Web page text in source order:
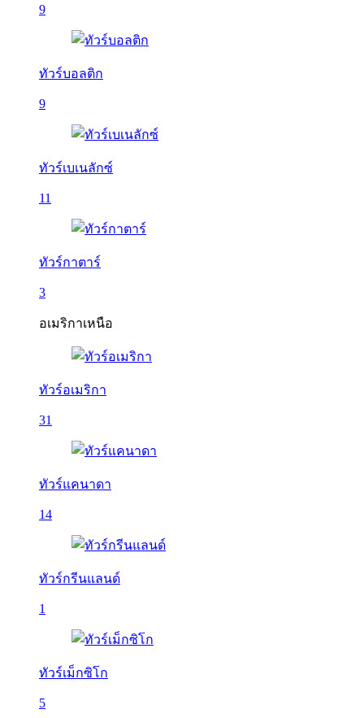
9
ทัวร์บอลติก
9
ทัวร์เบเนลักซ์
11
ทัวร์กาตาร์
3
อเมริกาเหนือ
ทัวร์อเมริกา
31
ทัวร์แคนาดา
14
ทัวร์กรีนแลนด์
1
ทัวร์เม็กซิโก
5